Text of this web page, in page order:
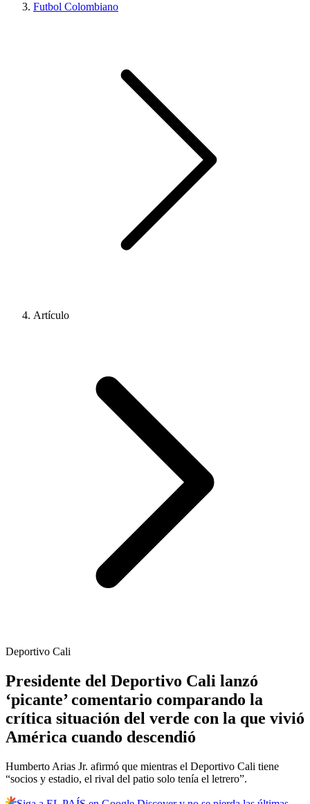
Futbol Colombiano
Artículo
Deportivo Cali
Presidente del Deportivo Cali lanzó
‘picante’ comentario comparando la
crítica situación del verde con la que vivió
América cuando descendió
Humberto Arias Jr. afirmó que mientras el Deportivo Cali tiene
“socios y estadio, el rival del patio solo tenía el letrero”.